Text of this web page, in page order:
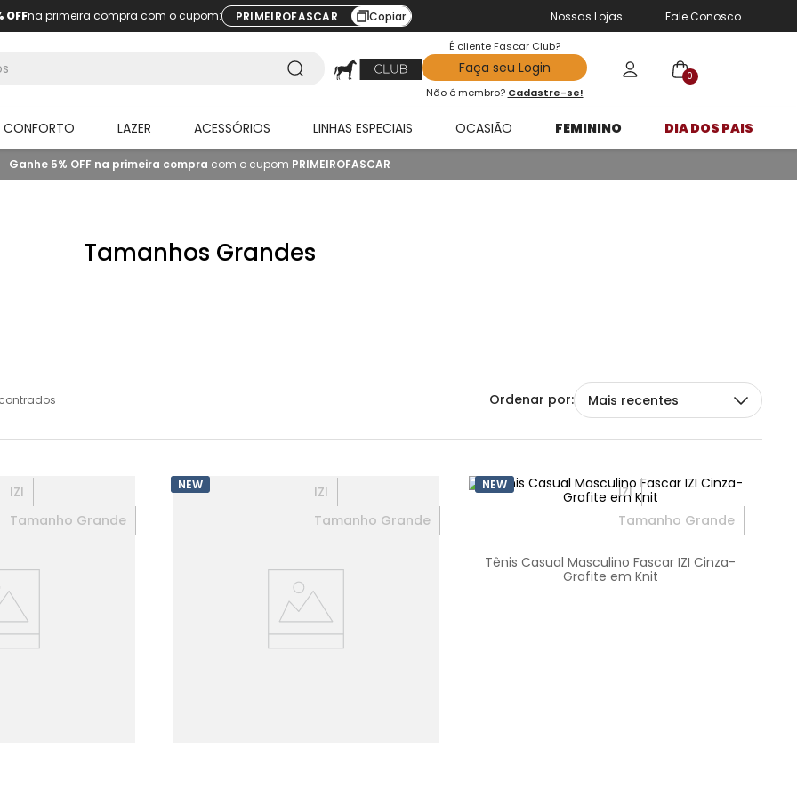
OFFna primeira compra com o cupom: PRIMEIROFASCAR Copiar Nossas Lojas Fale Conosco
É cliente Fascar Club?
Faça seu Login
Não é membro? Cadastre-se!
0
LAZER ACESSÓRIOS LINHAS ESPECIAIS OCASIÃO FEMININO DIA DOS PAIS
Ganhe 5% OFF na primeira compra com o cupom PRIMEIROFASCAR
Tamanhos Grandes
Mais recentes
IZI
Tamanho Grande
IZI
Tamanho Grande
NEW
IZI
Tamanho Grande
NEW
Tênis Casual Masculino Fascar IZI Cinza-
Grafite em Knit